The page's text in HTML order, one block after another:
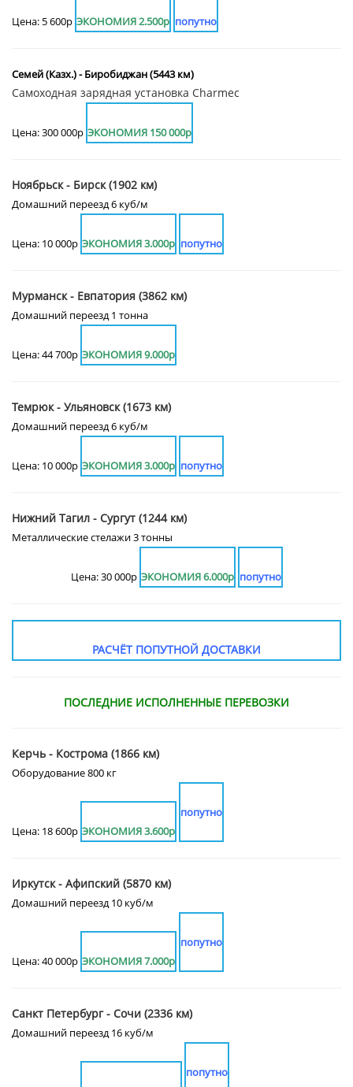
Цена: 5 600р ЭКОНОМИЯ 2.500р попутно
Семей (Казх.) - Биробиджан (5443 км)
Самоходная зарядная установка Charmec
Цена: 300 000р ЭКОНОМИЯ 150 000р
Ноябрьск - Бирск (1902 км)
Домашний переезд 6 куб/м
Цена: 10 000р ЭКОНОМИЯ 3.000р попутно
Мурманск - Евпатория (3862 км)
Домашний переезд 1 тонна
Цена: 44 700р ЭКОНОМИЯ 9.000р
Темрюк - Ульяновск (1673 км)
Домашний переезд 6 куб/м
Цена: 10 000р ЭКОНОМИЯ 3.000р попутно
Нижний Тагил - Сургут (1244 км)
Металлические стелажи 3 тонны
Цена: 30 000р ЭКОНОМИЯ 6.000р попутно
РАСЧЁТ ПОПУТНОЙ ДОСТАВКИ
ПОСЛЕДНИЕ ИСПОЛНЕННЫЕ ПЕРЕВОЗКИ
Керчь - Кострома (1866 км)
Оборудование 800 кг
Цена: 18 600р ЭКОНОМИЯ 3.600р
попутно
Иркутск - Афипский (5870 км)
Домашний переезд 10 куб/м
Цена: 40 000р ЭКОНОМИЯ 7.000р
попутно
Санкт Петербург - Сочи (2336 км)
Домашний переезд 16 куб/м
попутно